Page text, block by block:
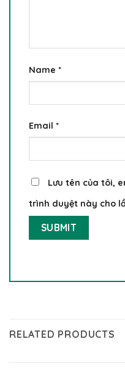
Name *
Email *
Lưu tên của tôi,
trình duyệt này cho
RELATED PRODUCTS